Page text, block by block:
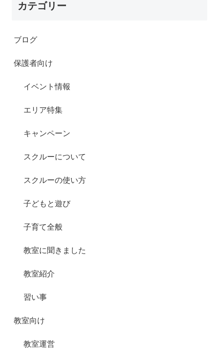
カテゴリー
ブログ
保護者向け
イベント情報
エリア特集
キャンペーン
スクルーについて
スクルーの使い方
子どもと遊び
子育て全般
教室に聞きました
教室紹介
習い事
教室向け
教室運営